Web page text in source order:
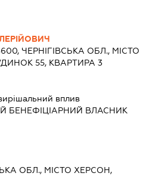
ЧЕРНІГІВСЬКА ОБЛ., МІСТО
55, КВАРТИРА 3
вплив
БЕНЕФІЦІАРНИЙ ВЛАСНИК
ОБЛ., МІСТО ХЕРСОН,